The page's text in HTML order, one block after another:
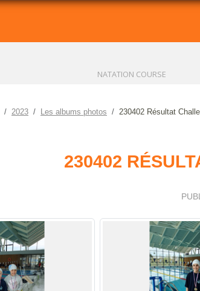
NATATION COURSE
2023 Les albums photos 230402 Résultat
230402